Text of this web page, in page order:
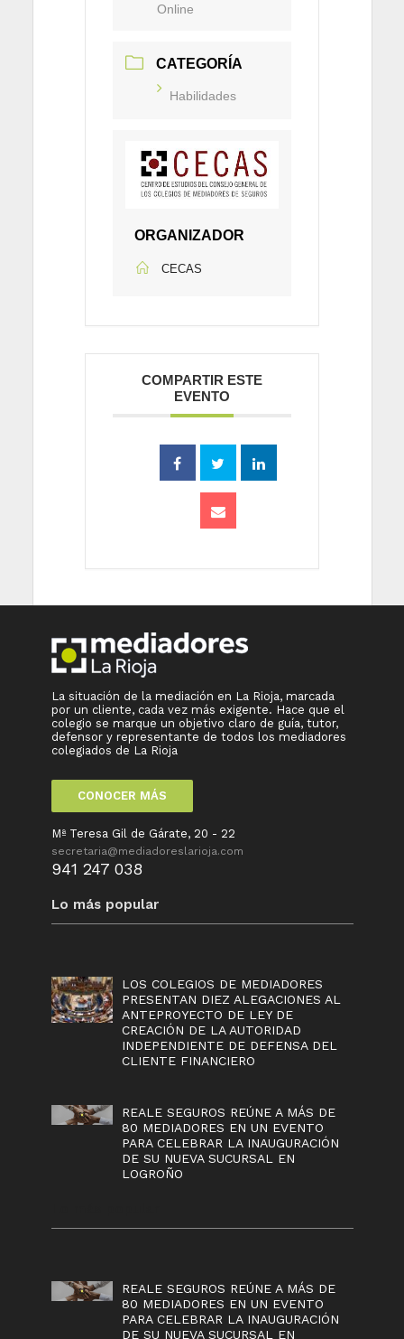
Online
CATEGORÍA
Habilidades
ORGANIZADOR
CECAS
COMPARTIR ESTE
EVENTO
La situación de la mediación en La Rioja, marcada
por un cliente, cada vez más exigente. Hace que el
colegio se marque un objetivo claro de guía, tutor,
defensor y representante de todos los mediadores
colegiados de La Rioja
CONOCER MÁS
Mª Teresa Gil de Gárate, 20 - 22
secretaria@mediadoreslarioja.com
941 247 038
Lo más popular
LOS COLEGIOS DE MEDIADORES
PRESENTAN DIEZ ALEGACIONES AL
ANTEPROYECTO DE LEY DE
CREACIÓN DE LA AUTORIDAD
INDEPENDIENTE DE DEFENSA DEL
CLIENTE FINANCIERO
REALE SEGUROS REÚNE A MÁS DE
80 MEDIADORES EN UN EVENTO
PARA CELEBRAR LA INAUGURACIÓN
DE SU NUEVA SUCURSAL EN
LOGROÑO
REALE SEGUROS REÚNE A MÁS DE
80 MEDIADORES EN UN EVENTO
PARA CELEBRAR LA INAUGURACIÓN
DE SU NUEVA SUCURSAL EN